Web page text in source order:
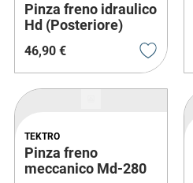
Pinza freno idraulico
Hd (Posteriore)
46,90 €
TEKTRO
Pinza freno
meccanico Md-280